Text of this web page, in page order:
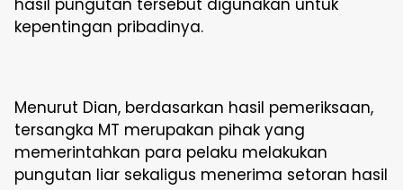
hasil pungutan tersebut digunakan untuk
kepentingan pribadinya.
Menurut Dian, berdasarkan hasil pemeriksaan,
tersangka MT merupakan pihak yang
memerintahkan para pelaku melakukan
pungutan liar sekaligus menerima setoran hasil